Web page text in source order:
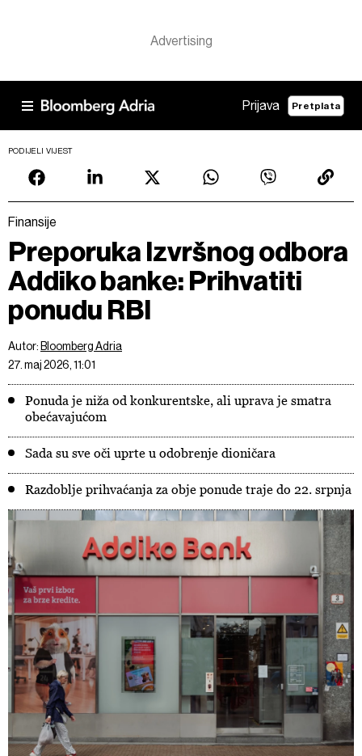
Prijava Pretplata
PODIJELI VIJEST
Finansije
Preporuka Izvršnog odbora
Addiko banke: Prihvatiti
ponudu RBI
Autor: Bloomberg Adria
27. maj 2026, 11:01
Ponuda je niža od konkurentske, ali uprava je smatra
obećavajućom
Sada su sve oči uprte u odobrenje dioničara
Razdoblje prihvaćanja za obje ponude traje do 22. srpnja